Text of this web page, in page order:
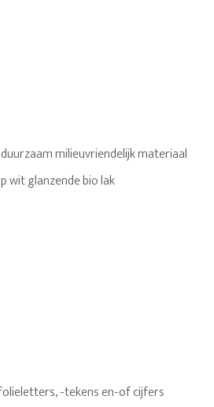
milieuvriendelijk materiaal
wit glanzende bio lak
-tekens en-of cijfers